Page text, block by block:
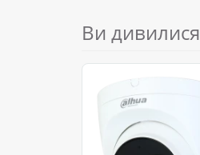
Ви дивилися